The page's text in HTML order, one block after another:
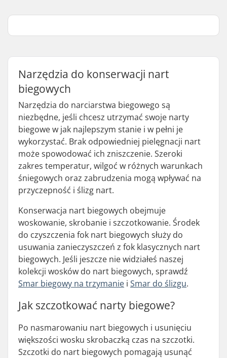
Narzędzia do konserwacji nart
biegowych
Narzędzia do narciarstwa biegowego są
niezbędne, jeśli chcesz utrzymać swoje narty
biegowe w jak najlepszym stanie i w pełni je
wykorzystać. Brak odpowiedniej pielęgnacji nart
może spowodować ich zniszczenie. Szeroki
zakres temperatur, wilgoć w różnych warunkach
śniegowych oraz zabrudzenia mogą wpływać na
przyczepność i ślizg nart.
Konserwacja nart biegowych obejmuje
woskowanie, skrobanie i szczotkowanie. Środek
do czyszczenia fok nart biegowych służy do
usuwania zanieczyszczeń z fok klasycznych nart
biegowych. Jeśli jeszcze nie widziałeś naszej
kolekcji wosków do nart biegowych, sprawdź
Smar biegowy na trzymanie i Smar do ślizgu.
Jak szczotkować narty biegowe?
Po nasmarowaniu nart biegowych i usunięciu
większości wosku skrobaczką czas na szczotki.
Szczotki do nart biegowych pomagają usunąć